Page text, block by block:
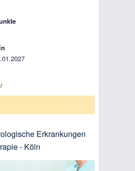
Erkrankungen
- Köln